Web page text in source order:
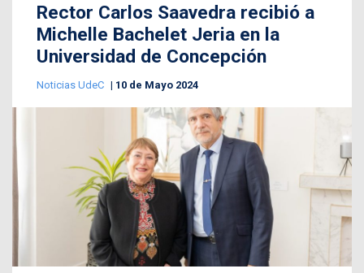
Rector Carlos Saavedra recibió a
Michelle Bachelet Jeria en la
Universidad de Concepción
Noticias UdeC 10 de Mayo 2024